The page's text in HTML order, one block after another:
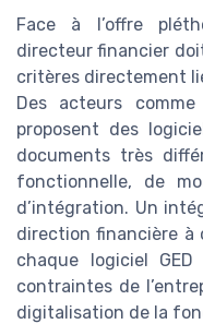
Face à l’offre
directeur financier
critères directement
Des acteurs
proposent des
documents très
fonctionnelle, de
d’intégration. Un
direction financière à
chaque logiciel
contraintes de
digitalisation de la